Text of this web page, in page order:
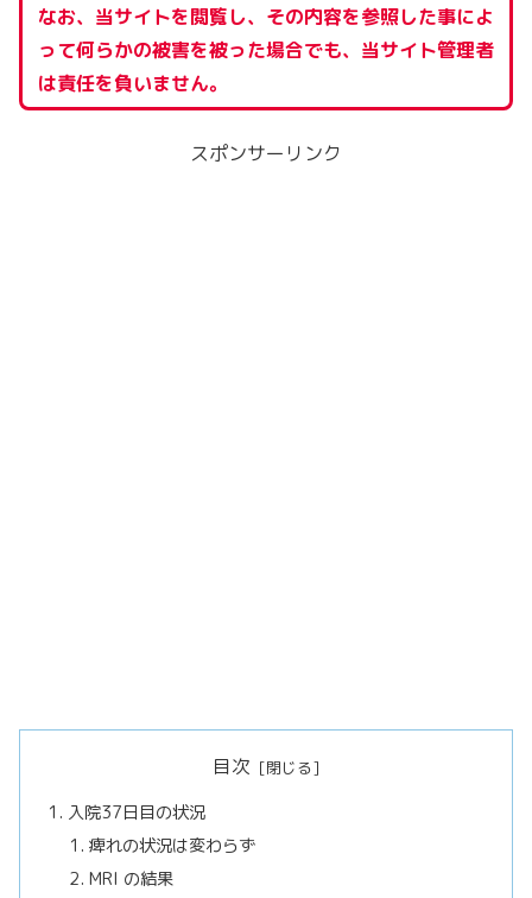
なお、当サイトを閲覧し、その内容を参照した事によ
って何らかの被害を被った場合でも、当サイト管理者
は責任を負いません。
スポンサーリンク
目次
入院37日目の状況
痺れの状況は変わらず
MRI の結果